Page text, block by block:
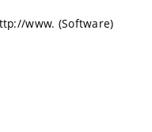
www. (Software)